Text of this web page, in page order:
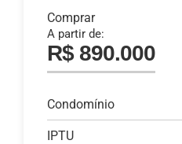
Comprar
A partir de:
R$ 890.000
Condomínio
IPTU